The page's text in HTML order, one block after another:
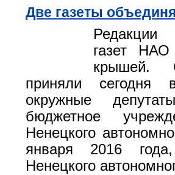
Две газеты
Редакции
газет НАО
крышей.
приняли сегодня
окружные
бюджетное
Ненецкого
января 2016
Ненецкого